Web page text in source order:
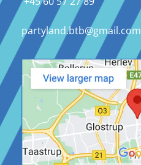
partyland.btb@gmail.com